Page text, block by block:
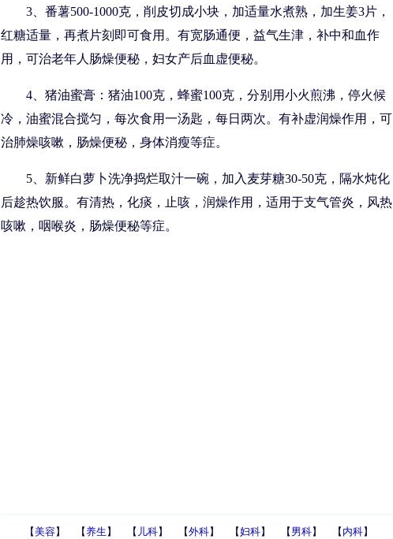
3、番薯500-1000克，削皮切成小块，加适量水煮熟，加生姜3片，
红糖适量，再煮片刻即可食用。有宽肠通便，益气生津，补中和血作
用，可治老年人肠燥便秘，妇女产后血虚便秘。
4、猪油蜜膏：猪油100克，蜂蜜100克，分别用小火煎沸，停火候
冷，油蜜混合搅匀，每次食用一汤匙，每日两次。有补虚润燥作用，可
治肺燥咳嗽，肠燥便秘，身体消瘦等症。
5、新鲜白萝卜洗净捣烂取汁一碗，加入麦芽糖30-50克，隔水炖化
后趁热饮服。有清热，化痰，止咳，润燥作用，适用于支气管炎，风热
咳嗽，咽喉炎，肠燥便秘等症。
【美容】 【 养生 】 【 儿科】 【外科】 【妇科】 【 男科】 【 内科】